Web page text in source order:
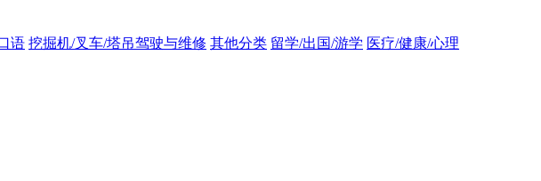
语 挖掘机/叉车/塔吊驾驶与维修 其他分类 留学/出国/游学 医疗/健康/心理